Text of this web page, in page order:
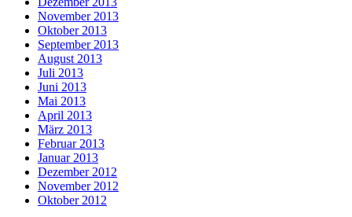
November 2013
Oktober 2013
September 2013
August 2013
Juli 2013
Juni 2013
Mai 2013
April 2013
März 2013
Februar 2013
Januar 2013
Dezember 2012
November 2012
Oktober 2012